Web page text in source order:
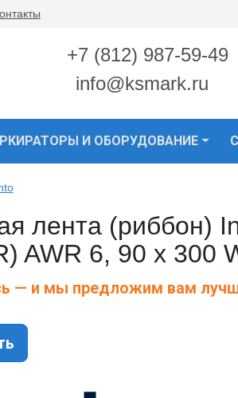
+7 (812) 987-59-49
info@ksmark.ru
И ОБОРУДОВАНИЕ
лента (риббон)
AWR 6, 90 х 300
— и мы предложим вам